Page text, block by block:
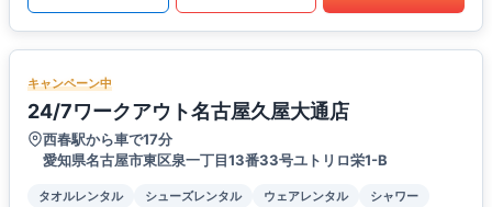
キャンペーン中
24/7ワークアウト名古屋久屋大通店
西春駅から車で17分
愛知県名古屋市東区泉一丁目13番33号ユトリロ栄1-B
タオルレンタル シューズレンタル ウェアレンタル
シャワー